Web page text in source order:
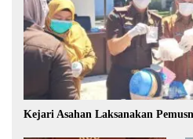
Kejari Asahan Laksanakan